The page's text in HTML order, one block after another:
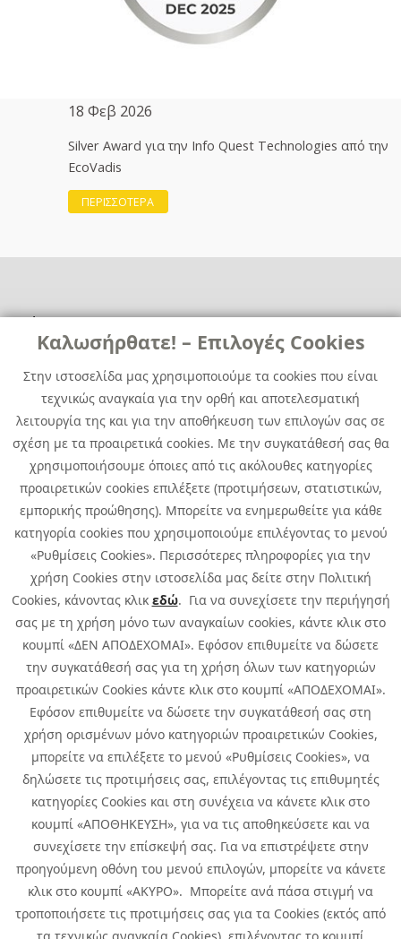
Καλωσήρθατε! – Επιλογές Cookies
Στην ιστοσελίδα μας χρησιμοποιούμε τα cookies που είναι
τεχνικώς αναγκαία για την ορθή και αποτελεσματική
λειτουργία της και για την αποθήκευση των επιλογών σας σε
σχέση με τα προαιρετικά cookies. Με την συγκατάθεσή σας θα
χρησιμοποιήσουμε όποιες από τις ακόλουθες κατηγορίες
προαιρετικών cookies επιλέξετε (προτιμήσεων, στατιστικών,
εμπορικής προώθησης). Μπορείτε να ενημερωθείτε για κάθε
κατηγορία cookies που χρησιμοποιούμε επιλέγοντας το μενού
«Ρυθμίσεις Cookies». Περισσότερες πληροφορίες για την
χρήση Cookies στην ιστοσελίδα μας δείτε στην Πολιτική
Cookies, κάνοντας κλικ εδώ. Για να συνεχίσετε την περιήγησή
σας με τη χρήση μόνο των αναγκαίων cookies, κάντε κλικ στο
κουμπί «ΔΕΝ ΑΠΟΔΕΧΟΜΑΙ». Εφόσον επιθυμείτε να δώσετε
την συγκατάθεσή σας για τη χρήση όλων των κατηγοριών
προαιρετικών Cookies κάντε κλικ στο κουμπί «ΑΠΟΔΕΧΟΜΑΙ».
Εφόσον επιθυμείτε να δώσετε την συγκατάθεσή σας στη
χρήση ορισμένων μόνο κατηγοριών προαιρετικών Cookies,
μπορείτε να επιλέξετε το μενού «Ρυθμίσεις Cookies», να
δηλώσετε τις προτιμήσεις σας, επιλέγοντας τις επιθυμητές
κατηγορίες Cookies και στη συνέχεια να κάνετε κλικ στο
κουμπί «ΑΠΟΘΗΚΕΥΣΗ», για να τις αποθηκεύσετε και να
συνεχίσετε την επίσκεψή σας. Για να επιστρέψετε στην
προηγούμενη οθόνη του μενού επιλογών, μπορείτε να κάνετε
κλικ στο κουμπί «ΑΚΥΡΟ». Μπορείτε ανά πάσα στιγμή να
τροποποιήσετε τις προτιμήσεις σας για τα Cookies (εκτός από
18 Φεβ 2026
Silver Award για την Info Quest Technologies από την
EcoVadis
ΠΕΡΙΣΣΟΤΕΡΑ
Χρήσιμα
Χρήσιμα
Επικοινωνία
Media Kit
Καριέρα
Όμιλος Quest
Site Map
Copyright © 2026 Infoquest.gr Με επιφύλαξη κάθε νόμιμου δικαιώματος.
Πολιτική Cookies Προτιμήσεις Cookies | Όροι Χρήσης